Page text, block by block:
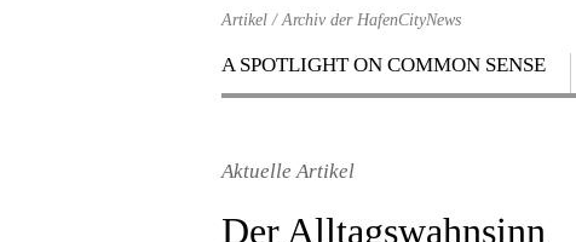
Artikel / Archiv der HafenCityNews
Menu
A SPOTLIGHT ON COMMON SENSE
Scroll
content
Aktuelle Artikel
Der Alltagswahnsinn